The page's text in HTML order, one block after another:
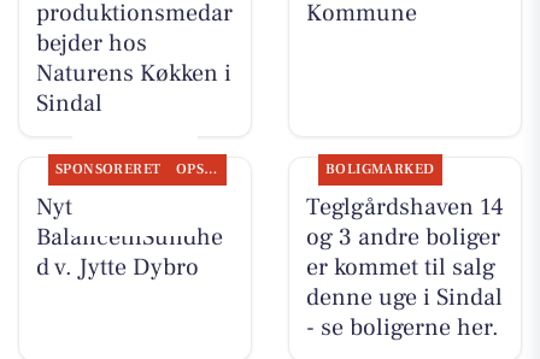
produktionsmedar
bejder hos
Naturens Køkken i
Sindal
Kommune
SPONSORERET OPSLAGSTAVLEN
Nyt fra
BalancetilSundhe
d v. Jytte Dybro
BOLIGMARKED
Teglgårdshaven 14
og 3 andre boliger
er kommet til salg
denne uge i Sindal
- se boligerne her.